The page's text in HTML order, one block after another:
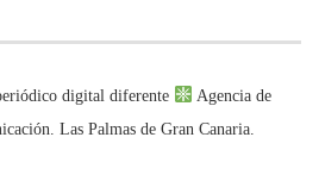
digital diferente
Agencia de
Las Palmas de Gran Canaria.